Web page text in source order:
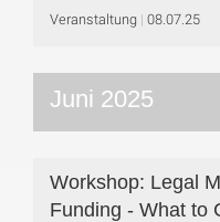
Veranstaltung 08.07.25
Juni 2025
Workshop: Legal
Funding - What to